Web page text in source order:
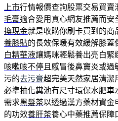
上市行情報價查詢股票交易買賣
毛膏適合愛用真心網友推薦而安
換現金就是收購你刷卡買到的商
養膝貼的長效保暖有效緩解膝蓋
白精華液讓媽咪輕鬆養出亮白緊
咳嗽咳不停 且感冒後鼻竇炎或
污的去污膏超完美天然家居清潔
必準抽化糞池有尺寸環保水肥車
需求黑髮茶以透過漢方藥材資金
的功效養肝茶養心中藥推薦保障